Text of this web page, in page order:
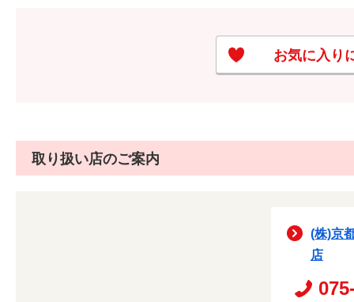
お気に入り
取り扱い店のご案内
(株)京
店